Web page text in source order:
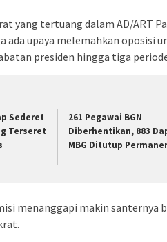
yang tertuang dalam AD/ART
ada upaya melemahkan oposisi
presiden hingga tiga
Sederet
Terseret
261 Pegawai BGN
Diberhentikan, 883
MBG Ditutup
menanggapi makin santernya